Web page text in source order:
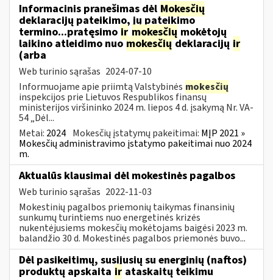
Informacinis pranešimas dėl Mokesčių
deklaracijų pateikimo, jų pateikimo
termino...pratęsimo ir mokesčių mokėtojų
laikino atleidimo nuomokesčiųdeklaracijų ir
(arba
Web turinio sąrašas 2024-07-10
Informuojame apie priimtą Valstybinės mokesčių
inspekcijos prie Lietuvos Respublikos finansų
ministerijos viršininko 2024 m. liepos 4 d. įsakymą Nr. VA-
54 „Dėl...
Metai: 2024 Mokesčių įstatymų pakeitimai: MĮP 2021 »
Mokesčių administravimo įstatymo pakeitimai nuo 2024
m.
Aktualūs klausimai dėl mokestinės pagalbos
Web turinio sąrašas 2022-11-03
Mokestinių pagalbos priemonių taikymas finansinių
sunkumų turintiems nuo energetinės krizės
nukentėjusiems mokesčių mokėtojams baigėsi 2023 m.
balandžio 30 d. Mokestinės pagalbos priemonės buvo...
Dėl pasikeitimų, susijusių su energinių (naftos)
produktų apskaita ir ataskaitų teikimu